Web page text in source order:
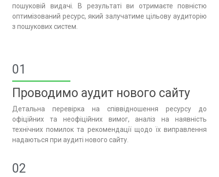
пошуковій видачі. В результаті ви отримаєте повністю
оптимізований ресурс, який залучатиме цільову аудиторію
з пошукових систем.
01
Проводимо аудит нового сайту
Детальна перевірка на співвідношення ресурсу до
офіційних та неофіційних вимог, аналіз на наявність
технічних помилок та рекомендації щодо їх виправлення
надаються при аудиті нового сайту.
02